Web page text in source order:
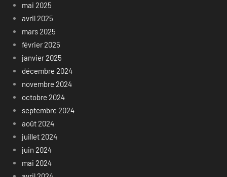
mai 2025
avril 2025
mars 2025
février 2025
janvier 2025
décembre 2024
novembre 2024
octobre 2024
septembre 2024
août 2024
juillet 2024
juin 2024
mai 2024